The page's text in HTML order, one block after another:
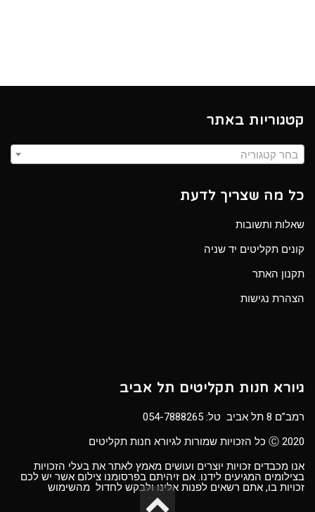
קטגוריות באתר
בחר קטגוריה
כל מה שצריך לדעת
שאלות ותשובות
קונים תקליטים יד שניה
תקנון האתר
הצהרת נגישות
גיורא חנות תקליטים תל אביב
רמב”ם 8 תל אביב טל:
054-7888265
Ⓒ 2020 כל הזכויות שמורות לגיורא חנות תקליטים
אנו מכבדים זכויות יוצרים ועושים מאמץ לאתר את בעלי הזכויות
בצילומים המגיעים לידנו. אם זיהיתם בפרסומנו צילום אשר יש לכם
זכויות בו, אתם רשאים לפנות אלינו ולבקש לחדול מהשימוש
גלילה